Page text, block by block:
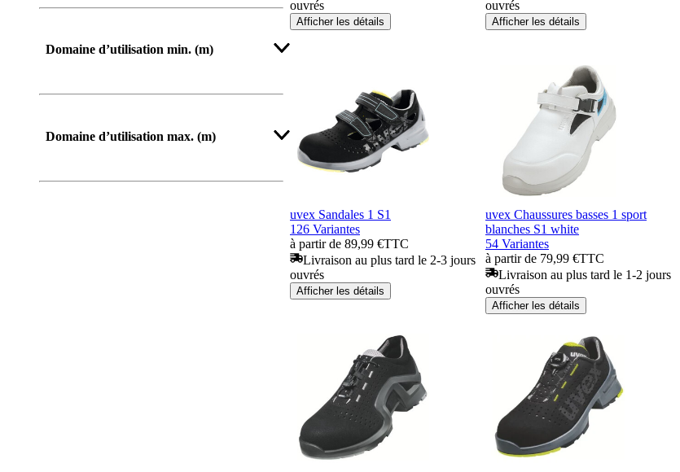
Domaine d’utilisation min. (m)
Domaine d’utilisation max. (m)
ouvrés
Afficher les détails
ouvrés
Afficher les détails
uvex Sandales 1 S1
126 Variantes
à partir de 89,99 €TTC
Livraison au plus tard le 2-3 jours
ouvrés
Afficher les détails
uvex Chaussures basses 1 sport
blanches S1 white
54 Variantes
à partir de 79,99 €TTC
Livraison au plus tard le 1-2 jours
ouvrés
Afficher les détails